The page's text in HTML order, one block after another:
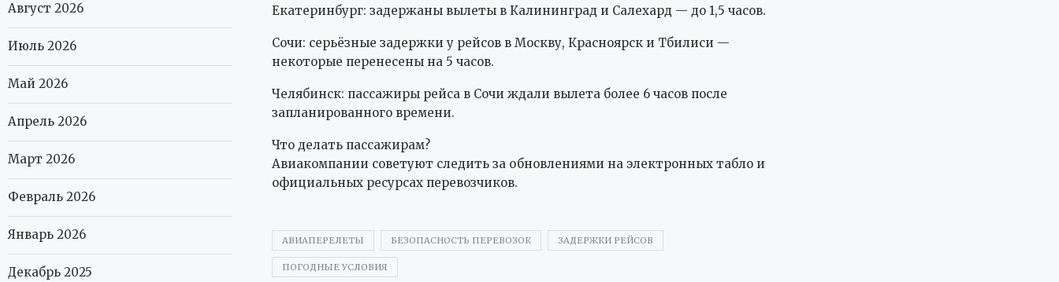
Екатеринбург: задержаны вылеты в Калининград и Салехард — до 1,5 часов.
Сочи: серьёзные задержки у рейсов в Москву, Красноярск и Тбилиси —
некоторые перенесены на 5 часов.
Челябинск: пассажиры рейса в Сочи ждали вылета более 6 часов после
запланированного времени.
Что делать пассажирам?
Авиакомпании советуют следить за обновлениями на электронных табло и
официальных ресурсах перевозчиков.
АВИАПЕРЕЛЕТЫ БЕЗОПАСНОСТЬ ПЕРЕВОЗОК ЗАДЕРЖКИ РЕЙСОВ
ПОГОДНЫЕ УСЛОВИЯ
Август 2026
Июль 2026
Май 2026
Апрель 2026
Март 2026
Февраль 2026
Январь 2026
Декабрь 2025